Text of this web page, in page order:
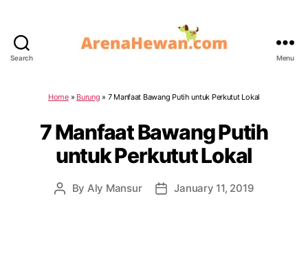
Search Menu
Home» Burung » 7 Manfaat Bawang Putih untuk Perkutut Lokal
7 Manfaat Bawang Putih
untuk Perkutut Lokal
Post
By Aly Mansur
PostJanuary 11, 2019